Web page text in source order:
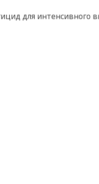
для интенсивного